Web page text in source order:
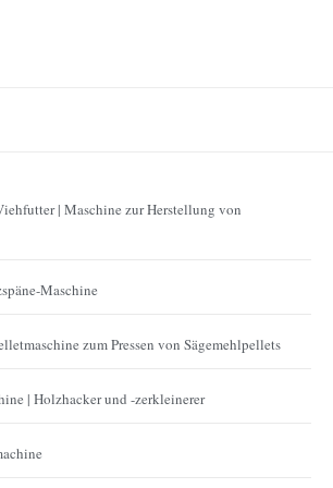
| Maschine zur Herstellung von
Maschine
zum Pressen von Sägemehlpellets
| Holzhacker und -zerkleinerer